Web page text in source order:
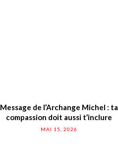
Message de l’Archange Michel : ta
compassion doit aussi t’inclure
MAI 15, 2026